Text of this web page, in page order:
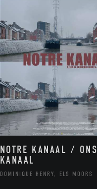
NOTRE KANAAL / ONS
KANAAL
DOMINIQUE HENRY, ELS MOORS